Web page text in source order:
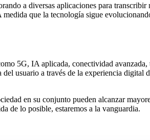
a diversas aplicaciones para
que la tecnología sigue
5G, IA aplicada, conectividad
usuario a través de la experiencia
en su conjunto pueden alcanzar
de lo posible, estaremos a la vanguardia.